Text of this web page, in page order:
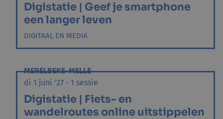
Digistatie | Geef je smartphone
een langer leven
DIGITAAL EN MEDIA
MERELBEKE-MELLE
di 1 juni '27 - 1 sessie
Digistatie | Fiets- en
wandelroutes online uitstippelen